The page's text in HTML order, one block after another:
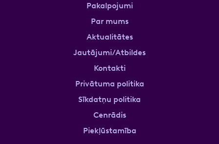
Pakalpojumi
Par mums
Aktualitātes
Jautājumi/Atbildes
Kontakti
Privātuma politika
Sīkdatņu politika
Cenrādis
Piekļūstamība